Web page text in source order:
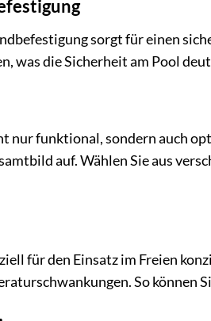
sorgt für einen
was die Sicherheit am Pool
nur funktional, sondern auch
auf. Wählen Sie aus
für den Einsatz im Freien
So können